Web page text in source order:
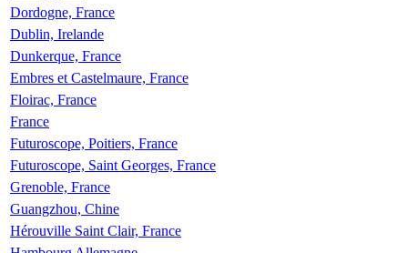
Dordogne, France
Dublin, Irelande
Dunkerque, France
Embres et Castelmaure, France
Floirac, France
France
Futuroscope, Poitiers, France
Futuroscope, Saint Georges, France
Grenoble, France
Guangzhou, Chine
Hérouville Saint Clair, France